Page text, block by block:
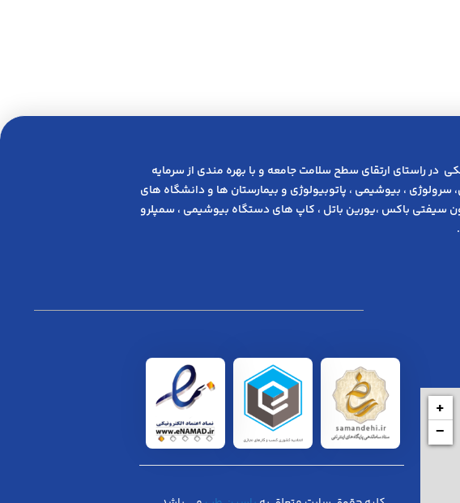
در راﺳﺘﺎی ارﺗﻘﺎی ﺳﻄﺢ ﺳﻼﻣﺖ ﺟﺎﻣﻌﻪ و ﺑﺎ ﺑﻬﺮه ﻣﻨﺪی از ﺳﺮﻣﺎﯾﻪ
ﺳﺮوﻟﻮژی ، ﺑﯿﻮﺷﯿﻤﯽ ، پاتوبیولوژی و بیمارستان ها و دانشگاه های
باکس ،یورین باتل ، کاپ های دستگاه بیوشیمی ، سمپلرو
+
−